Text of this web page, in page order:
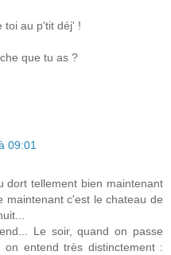
toi au p'tit déj' !
que tu as ?
09:01
dort tellement bien maintenant
maintenant c'est le chateau de
Le soir, quand on passe
entend très distinctement :